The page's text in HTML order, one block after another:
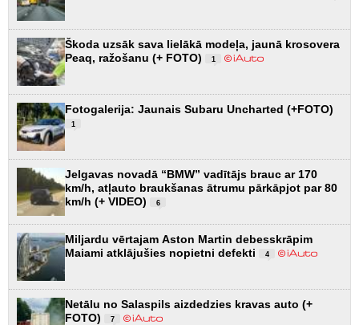
Škoda uzsāk sava lielākā modeļa, jaunā krosovera
Peaq, ražošanu (+ FOTO)
1
Fotogalerija: Jaunais Subaru Uncharted (+FOTO)
1
Jelgavas novadā “BMW” vadītājs brauc ar 170
km/h, atļauto braukšanas ātrumu pārkāpjot par 80
km/h (+ VIDEO)
6
Miljardu vērtajam Aston Martin debesskrāpim
Maiami atklājušies nopietni defekti
4
Netālu no Salaspils aizdedzies kravas auto (+
FOTO)
7